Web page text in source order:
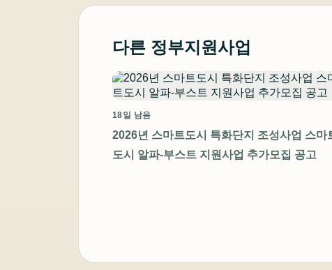
다른 정부지원사업
18일 남음
2026년 스마트도시 특화단지 조성사업 스마
도시 알파-부스트 지원사업 추가모집 공고